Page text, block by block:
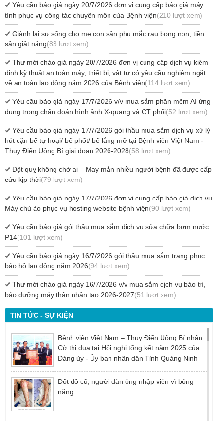
TIN TỨC - SỰ KIỆN
Bệnh viện Việt Nam – Thụy Điển Uông Bí nhận
Cờ thi đua tại Hội nghị tổng kết năm 2025 của
Đảng ủy - Ủy ban nhân dân Tỉnh Quảng Ninh
Đốt đồ cũ, người đàn ông nhập viện vì bỏng
nặng
Yêu cầu báo giá ngày 20/7/2026 đơn vị cung cấp báo giá máy
tính phục vụ công tác chuyên môn của Bệnh viện(210 lượt xem)
Giành lại sự sống cho mẹ con sản phụ mắc rau bong non, tiền
sản giật nặng(83 lượt xem)
Thư mời chào giá ngày 20/7/2026 đơn vị cung cấp dịch vụ kiểm
định kỹ thuật an toàn máy, thiết bị, vật tư có yêu cầu nghiêm ngặt
về an toàn lao động năm 2026 của Bệnh viện(114 lượt xem)
Yêu cầu báo giá ngày 17/7/2026 v/v mua sắm phần mềm AI ứng
dụng trong chẩn đoán hình ảnh X-quang và CT phổi(52 lượt xem)
Yêu cầu báo giá ngày 17/7/2026 gói thầu mua sắm dịch vụ xử lý
hút cặn bể tự hoại/ bể phốt/ bể lắng mỡ tại Bệnh viện Việt Nam -
Thụy Điển Uông Bí giai đoạn 2026-2028(58 lượt xem)
Đột quỵ không chờ ai – May mắn nhiều người bệnh đã được cấp
cứu kịp thời(79 lượt xem)
Yêu cầu báo giá ngày 17/7/2026 đơn vị cung cấp báo giá dịch vụ
Máy chủ ảo phục vụ hosting website bệnh viện(90 lượt xem)
Yêu cầu báo giá gói thầu mua sắm dịch vụ sửa chữa bơm nước
P14(101 lượt xem)
Yêu cầu báo giá ngày 16/7/2026 gói thầu mua sắm trang phục
bảo hộ lao động năm 2026(94 lượt xem)
Thư mời chào giá ngày 16/7/2026 v/v mua sắm dịch vụ bảo trì,
bảo dưỡng máy thận nhân tạo 2026-2027(51 lượt xem)